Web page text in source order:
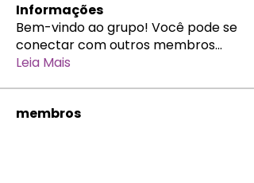
Informações
Bem-vindo ao grupo! Você pode se
conectar com outros membros...
Leia Mais
membros